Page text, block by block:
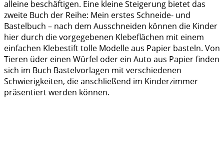
alleine beschäftigen. Eine kleine Steigerung bietet das
zweite Buch der Reihe: Mein erstes Schneide- und
Bastelbuch – nach dem Ausschneiden können die Kinder
hier durch die vorgegebenen Klebeflächen mit einem
einfachen Klebestift tolle Modelle aus Papier basteln. Von
Tieren üder einen Würfel oder ein Auto aus Papier finden
sich im Buch Bastelvorlagen mit verschiedenen
Schwierigkeiten, die anschließend im Kinderzimmer
präsentiert werden können.